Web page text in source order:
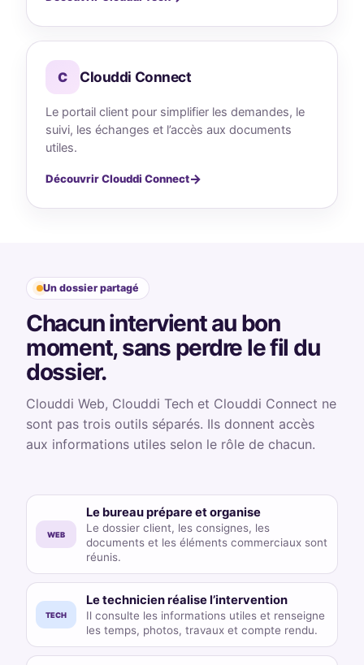
C Clouddi Connect
Le portail client pour simplifier les demandes, le
suivi, les échanges et l’accès aux documents
utiles.
Découvrir Clouddi Connect
Un dossier partagé
Chacun intervient au bon
moment, sans perdre le fil du
dossier.
Clouddi Web, Clouddi Tech et Clouddi Connect ne
sont pas trois outils séparés. Ils donnent accès
aux informations utiles selon le rôle de chacun.
WEB
Le bureau prépare et organise
Le dossier client, les consignes, les
documents et les éléments commerciaux sont
réunis.
TECH
Le technicien réalise l’intervention
Il consulte les informations utiles et renseigne
les temps, photos, travaux et compte rendu.